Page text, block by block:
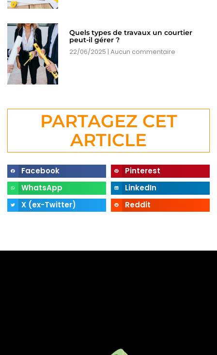
Quels types de travaux un courtier
peut-il gérer ?
22/06/2025 Aucun commentaire
PARTAGEZ CET
ARTICLE
Facebook
Pinterest
WhatsApp
LinkedIn
X (ex-Twitter)
Reddit